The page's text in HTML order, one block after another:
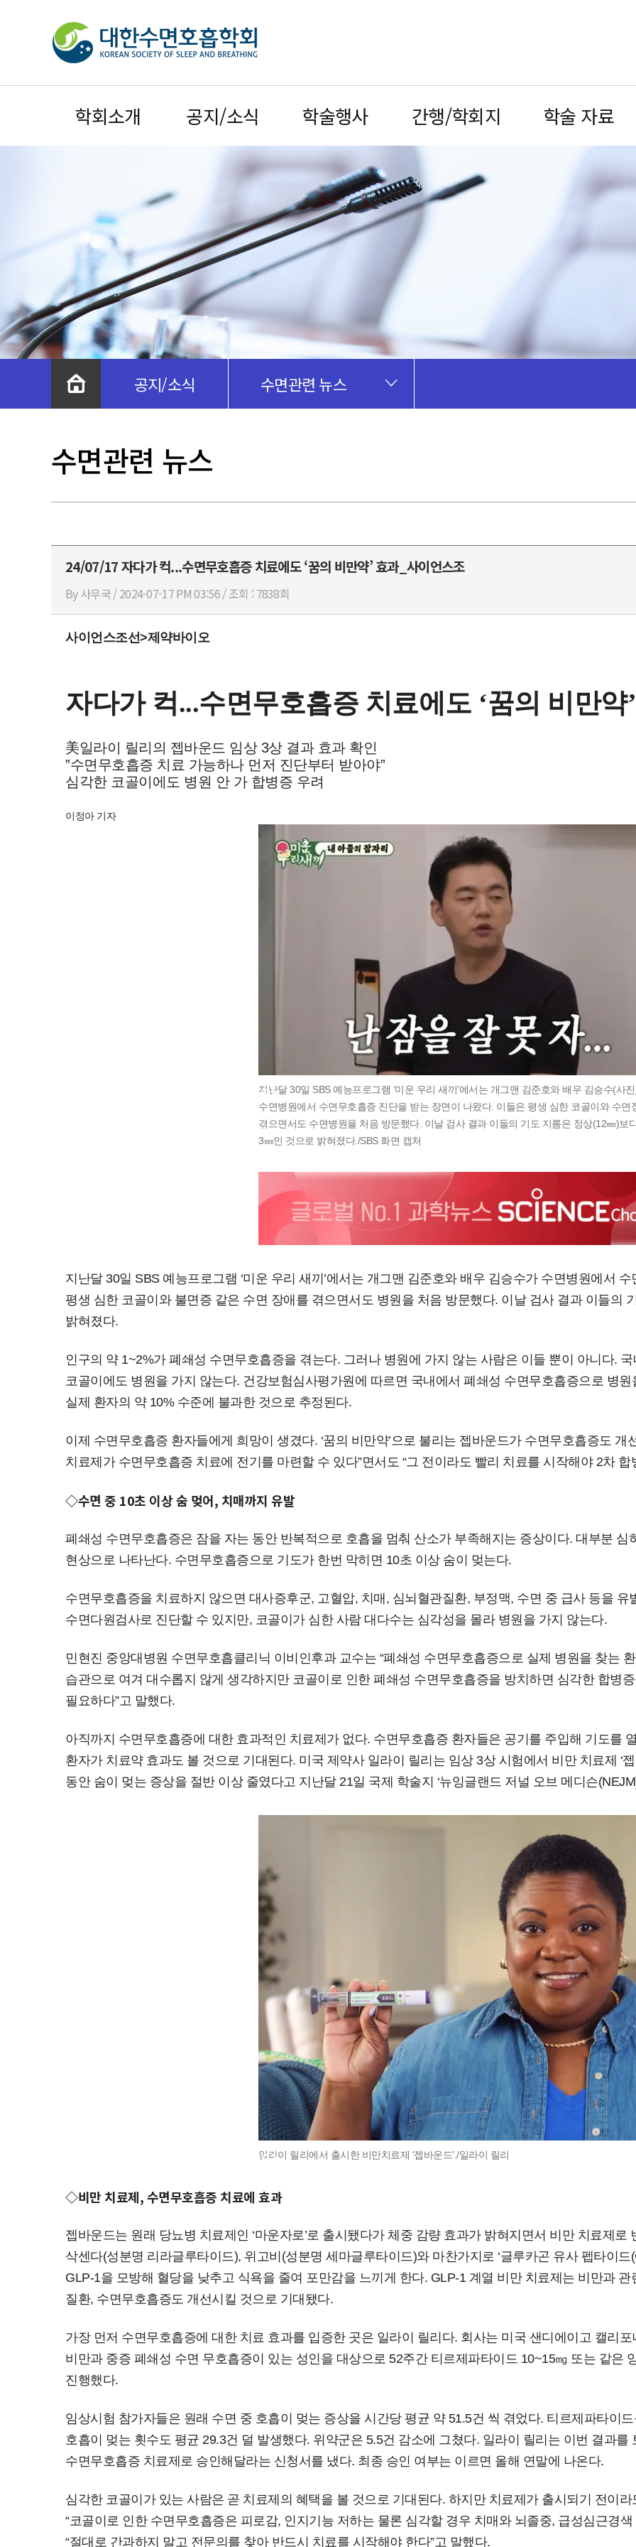
학회소개 공지/소식 학술행사 간행/학회지 학술 자료
공지/소식 수면관련 뉴스
수면관련 뉴스
24/07/17 자다가 컥...수면무호흡증 치료에도 ‘꿈의 비만약’ 효과_사이언스조
By 사무국 / 2024-07-17 PM 03:56 / 조회 : 7838회
사이언스조선>제약바이오
자다가 컥...수면무호흡증 치료에도 ‘꿈의 비만약
美일라이 릴리의 젭바운드 임상 3상 결과 효과 확인
”수면무호흡증 치료 가능하나 먼저 진단부터 받아야”
심각한 코골이에도 병원 안 가 합병증 우려
이정아 기자
지난달 30일 SBS 예능프로그램 ‘미운 우리 새끼’에서는 개그맨 김준호와 배우 김승수(사
수면병원에서 수면무호흡증 진단을 받는 장면이 나왔다. 이들은 평생 심한 코골이와 수면
겪으면서도 수면병원을 처음 방문했다. 이날 검사 결과 이들의 기도 지름은 정상(12㎜)보
3㎜인 것으로 밝혀졌다./SBS 화면 캡처
지난달 30일 SBS 예능프로그램 ‘미운 우리 새끼’에서는 개그맨 김준호와 배우 김승수가 수면병원에서
평생 심한 코골이와 불면증 같은 수면 장애를 겪으면서도 병원을 처음 방문했다. 이날 검사 결과 이들의
밝혀졌다.
인구의 약 1~2%가 폐쇄성 수면무호흡증을 겪는다. 그러나 병원에 가지 않는 사람은 이들 뿐이 아니다.
코골이에도 병원을 가지 않는다. 건강보험심사평가원에 따르면 국내에서 폐쇄성 수면무호흡증으로 병
실제 환자의 약 10% 수준에 불과한 것으로 추정된다.
이제 수면무호흡증 환자들에게 희망이 생겼다. ‘꿈의 비만약’으로 불리는 젭바운드가 수면무호흡증도 개
치료제가 수면무호흡증 치료에 전기를 마련할 수 있다”면서도 “그 전이라도 빨리 치료를 시작해야 2차
◇수면 중 10초 이상 숨 멎어, 치매까지 유발
폐쇄성 수면무호흡증은 잠을 자는 동안 반복적으로 호흡을 멈춰 산소가 부족해지는 증상이다. 대부분
현상으로 나타난다. 수면무호흡증으로 기도가 한번 막히면 10초 이상 숨이 멎는다.
수면무호흡증을 치료하지 않으면 대사증후군, 고혈압, 치매, 심뇌혈관질환, 부정맥, 수면 중 급사 등을 유
수면다원검사로 진단할 수 있지만, 코골이가 심한 사람 대다수는 심각성을 몰라 병원을 가지 않는다.
민현진 중앙대병원 수면무호흡클리닉 이비인후과 교수는 “폐쇄성 수면무호흡증으로 실제 병원을 찾는
습관으로 여겨 대수롭지 않게 생각하지만 코골이로 인한 폐쇄성 수면무호흡증을 방치하면 심각한 합병
필요하다”고 말했다.
아직까지 수면무호흡증에 대한 효과적인 치료제가 없다. 수면무호흡증 환자들은 공기를 주입해 기도를
환자가 치료약 효과도 볼 것으로 기대된다. 미국 제약사 일라이 릴리는 임상 3상 시험에서 비만 치료제 ‘
동안 숨이 멎는 증상을 절반 이상 줄였다고 지난달 21일 국제 학술지 ‘뉴잉글랜드 저널 오브 메디슨
일라이 릴리에서 출시한 비만치료제 '젭바운드'./일라이 릴리
◇비만 치료제, 수면무호흡증 치료에 효과
젭바운드는 원래 당뇨병 치료제인 ‘마운자로’로 출시됐다가 체중 감량 효과가 밝혀지면서 비만 치료제
삭센다(성분명 리라글루타이드), 위고비(성분명 세마글루타이드)와 마찬가지로 ‘글루카곤 유사 펩타이드
GLP-1을 모방해 혈당을 낮추고 식욕을 줄여 포만감을 느끼게 한다. GLP-1 계열 비만 치료제는 비만과
질환, 수면무호흡증도 개선시킬 것으로 기대됐다.
가장 먼저 수면무호흡증에 대한 치료 효과를 입증한 곳은 일라이 릴리다. 회사는 미국 샌디에이고 캘리
비만과 중증 폐쇄성 수면 무호흡증이 있는 성인을 대상으로 52주간 티르제파타이드 10~15㎎ 또는 같은
진행했다.
임상시험 참가자들은 원래 수면 중 호흡이 멎는 증상을 시간당 평균 약 51.5건 씩 겪었다. 티르제파타이
호흡이 멎는 횟수도 평균 29.3건 덜 발생했다. 위약군은 5.5건 감소에 그쳤다. 일라이 릴리는 이번 결과
수면무호흡증 치료제로 승인해달라는 신청서를 냈다. 최종 승인 여부는 이르면 올해 연말에 나온다.
심각한 코골이가 있는 사람은 곧 치료제의 혜택을 볼 것으로 기대된다. 하지만 치료제가 출시되기 전이
“코골이로 인한 수면무호흡증은 피로감, 인지기능 저하는 물론 심각할 경우 치매와 뇌졸중, 급성심근경
“절대로 간과하지 말고 전문의를 찾아 반드시 치료를 시작해야 한다”고 말했다.